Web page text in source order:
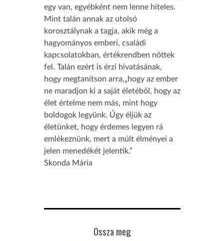
egy van, egyébként nem lenne hiteles.
Mint talán annak az utolsó
korosztálynak a tagja, akik még a
hagyományos emberi, családi
kapcsolatokban, értékrendben nőttek
fel. Talán ezért is érzi hivatásának,
hogy megtanítson arra,„hogy az ember
ne maradjon ki a saját életéből, hogy az
élet értelme nem más, mint hogy
boldogok legyünk. Úgy éljük az
életünket, hogy érdemes legyen rá
emlékeznünk, mert a múlt élményei a
jelen menedékét jelentik.”
Skonda Mária
Ossza meg